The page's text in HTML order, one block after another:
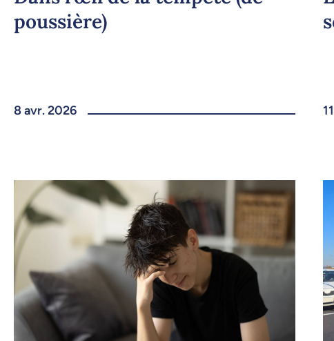
poussière)
8 avr. 2026